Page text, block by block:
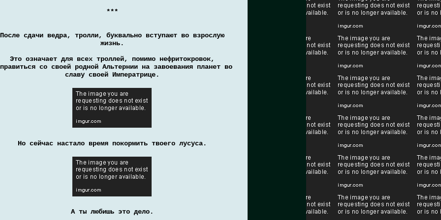
***
После сдачи ведра, тролли, буквально вступают во взрослую
жизнь.
Это означает для всех троллей, помимо нефритокровок,
со своей родной Альтернии на завоевания планет во
славу своей Императрице.
Но сейчас настало время покормить твоего лусуса.
А ты любишь это дело.